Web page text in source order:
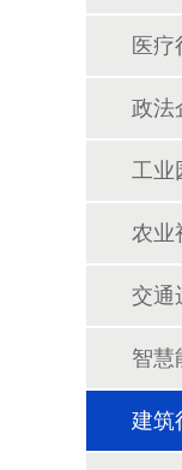
医疗
政法
工业
农业
交通
智慧
建筑